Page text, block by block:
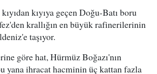
kıyıya geçen Doğu-Batı boru
krallığın en büyük rafinerilerinin
taşıyor.
göre hat, Hürmüz Boğazı'nın
yana ihracat hacminin üç kattan fazla